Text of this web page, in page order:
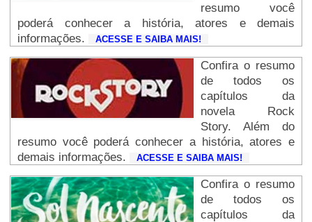
resumo você
poderá conhecer a história, atores e demais
informações.
ACESSE E SAIBA MAIS!
Confira o resumo
de todos os
capítulos da
novela Rock
Story. Além do
resumo você poderá conhecer a história, atores e
demais informações.
ACESSE E SAIBA MAIS!
Confira o resumo
de todos os
capítulos da